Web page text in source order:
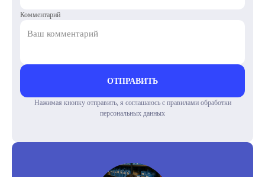
Комментарий
ОТПРАВИТЬ
Нажимая кнопку отправить, я соглашаюсь с правилами обработки
персональных данных